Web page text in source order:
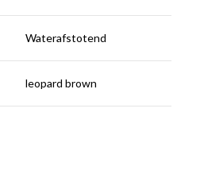
Waterafstotend
leopard brown